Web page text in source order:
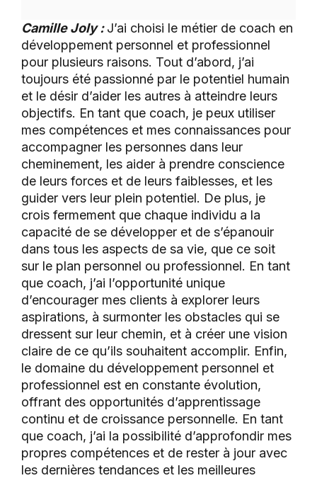
Camille Joly :J’ai choisi le métier de coach en
développement personnel et professionnel
pour plusieurs raisons. Tout d’abord, j’ai
toujours été passionné par le potentiel humain
et le désir d’aider les autres à atteindre leurs
objectifs. En tant que coach, je peux utiliser
mes compétences et mes connaissances pour
accompagner les personnes dans leur
cheminement, les aider à prendre conscience
de leurs forces et de leurs faiblesses, et les
guider vers leur plein potentiel. De plus, je
crois fermement que chaque individu a la
capacité de se développer et de s’épanouir
dans tous les aspects de sa vie, que ce soit
sur le plan personnel ou professionnel. En tant
que coach, j’ai l’opportunité unique
d’encourager mes clients à explorer leurs
aspirations, à surmonter les obstacles qui se
dressent sur leur chemin, et à créer une vision
claire de ce qu’ils souhaitent accomplir. Enfin,
le domaine du développement personnel et
professionnel est en constante évolution,
offrant des opportunités d’apprentissage
continu et de croissance personnelle. En tant
que coach, j’ai la possibilité d’approfondir mes
propres compétences et de rester à jour avec
les dernières tendances et les meilleures